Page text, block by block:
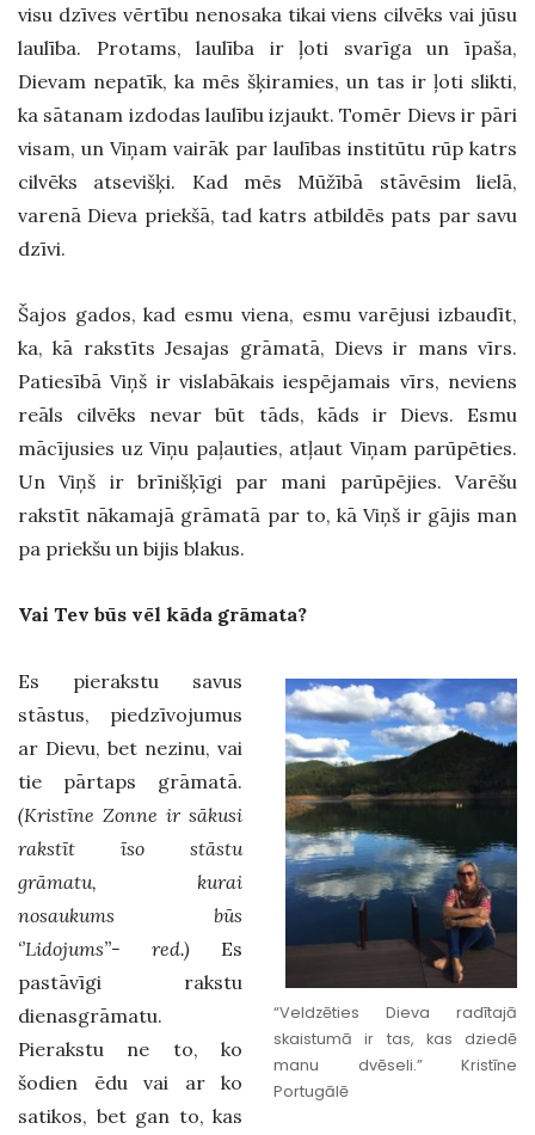
visu dzīves vērtību nenosaka tikai viens cilvēks vai jūsu
laulība. Protams, laulība ir ļoti svarīga un īpaša,
Dievam nepatīk, ka mēs šķiramies, un tas ir ļoti slikti,
ka sātanam izdodas laulību izjaukt. Tomēr Dievs ir pāri
visam, un Viņam vairāk par laulības institūtu rūp katrs
cilvēks atsevišķi. Kad mēs Mūžībā stāvēsim lielā,
varenā Dieva priekšā, tad katrs atbildēs pats par savu
dzīvi.
Šajos gados, kad esmu viena, esmu varējusi izbaudīt,
ka, kā rakstīts Jesajas grāmatā, Dievs ir mans vīrs.
Patiesībā Viņš ir vislabākais iespējamais vīrs, neviens
reāls cilvēks nevar būt tāds, kāds ir Dievs. Esmu
mācījusies uz Viņu paļauties, atļaut Viņam parūpēties.
Un Viņš ir brīnišķīgi par mani parūpējies. Varēšu
rakstīt nākamajā grāmatā par to, kā Viņš ir gājis man
pa priekšu un bijis blakus.
Vai Tev būs vēl kāda grāmata?
“Veldzēties Dieva radītajā
skaistumā ir tas, kas dziedē
manu dvēseli.” Kristīne
Portugālē
Es pierakstu savus
stāstus, piedzīvojumus
ar Dievu, bet nezinu, vai
tie pārtaps grāmatā.
(Kristīne Zonne ir sākusi
rakstīt īso stāstu
grāmatu, kurai
nosaukums būs
‘’Lidojums’’- red.) Es
pastāvīgi rakstu
dienasgrāmatu.
Pierakstu ne to, ko
šodien ēdu vai ar ko
satikos, bet gan to, kas